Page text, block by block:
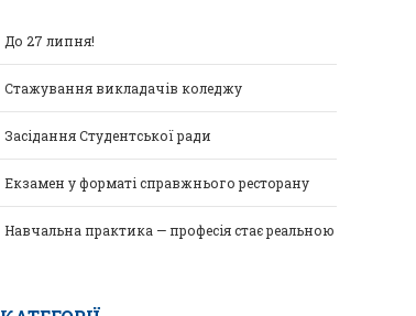
До 27 липня!
Стажування викладачів коледжу
Засідання Студентської ради
Екзамен у форматі справжнього ресторану
Навчальна практика — професія стає реальною